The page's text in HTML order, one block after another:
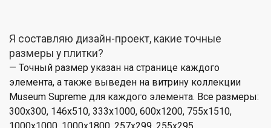
Я составляю дизайн-проект, какие точные
размеры у плитки?
— Точный размер указан на странице каждого
элемента, а также выведен на витрину коллекции
Museum Supreme для каждого элемента. Все размеры:
300x300, 146x510, 333x1000, 600x1200, 755x1510,
1000x1000, 1000x1800, 257x299, 255x295.